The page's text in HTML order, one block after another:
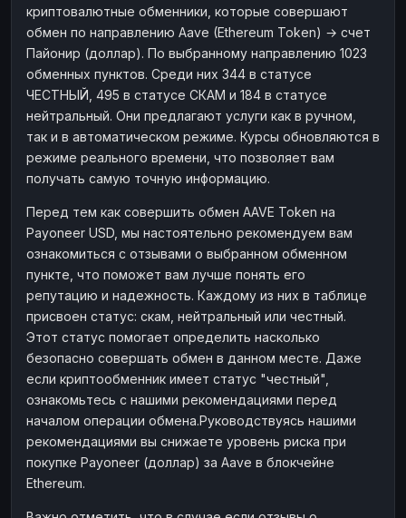
криптовалютные обменники, которые совершают
обмен по направлению Aave (Ethereum Token) → счет
Пайонир (доллар). По выбранному направлению 1023
обменных пунктов. Среди них 344 в статусе
ЧЕСТНЫЙ, 495 в статусе СКАМ и 184 в статусе
нейтральный. Они предлагают услуги как в ручном,
так и в автоматическом режиме. Курсы обновляются в
режиме реального времени, что позволяет вам
получать самую точную информацию.
Перед тем как совершить обмен AAVE Token на
Payoneer USD, мы настоятельно рекомендуем вам
ознакомиться с отзывами о выбранном обменном
пункте, что поможет вам лучше понять его
репутацию и надежность. Каждому из них в таблице
присвоен статус: скам, нейтральный или честный.
Этот статус помогает определить насколько
безопасно совершать обмен в данном месте. Даже
если криптообменник имеет статус "честный",
ознакомьтесь с нашими рекомендациями перед
началом операции обмена.Руководствуясь нашими
рекомендациями вы снижаете уровень риска при
покупке Payoneer (доллар) за Aave в блокчейне
Ethereum.